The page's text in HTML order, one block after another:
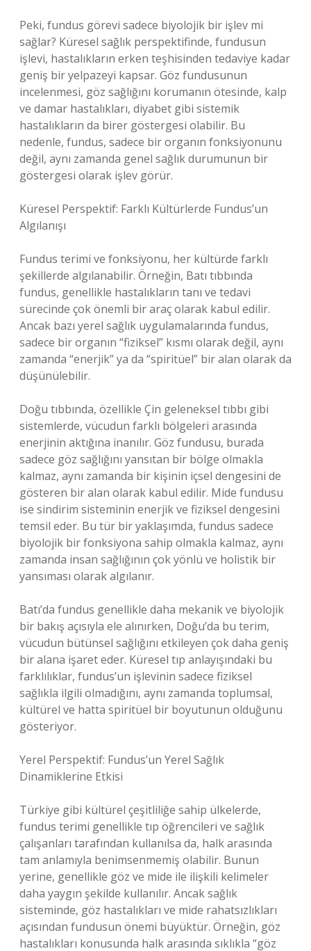
Peki, fundus görevi sadece biyolojik bir işlev mi
sağlar? Küresel sağlık perspektifinde, fundusun
işlevi, hastalıkların erken teşhisinden tedaviye kadar
geniş bir yelpazeyi kapsar. Göz fundusunun
incelenmesi, göz sağlığını korumanın ötesinde, kalp
ve damar hastalıkları, diyabet gibi sistemik
hastalıkların da birer göstergesi olabilir. Bu
nedenle, fundus, sadece bir organın fonksiyonunu
değil, aynı zamanda genel sağlık durumunun bir
göstergesi olarak işlev görür.
Küresel Perspektif: Farklı Kültürlerde Fundus’un
Algılanışı
Fundus terimi ve fonksiyonu, her kültürde farklı
şekillerde algılanabilir. Örneğin, Batı tıbbında
fundus, genellikle hastalıkların tanı ve tedavi
sürecinde çok önemli bir araç olarak kabul edilir.
Ancak bazı yerel sağlık uygulamalarında fundus,
sadece bir organın “fiziksel” kısmı olarak değil, aynı
zamanda “enerjik” ya da “spiritüel” bir alan olarak da
düşünülebilir.
Doğu tıbbında, özellikle Çin geleneksel tıbbı gibi
sistemlerde, vücudun farklı bölgeleri arasında
enerjinin aktığına inanılır. Göz fundusu, burada
sadece göz sağlığını yansıtan bir bölge olmakla
kalmaz, aynı zamanda bir kişinin içsel dengesini de
gösteren bir alan olarak kabul edilir. Mide fundusu
ise sindirim sisteminin enerjik ve fiziksel dengesini
temsil eder. Bu tür bir yaklaşımda, fundus sadece
biyolojik bir fonksiyona sahip olmakla kalmaz, aynı
zamanda insan sağlığının çok yönlü ve holistik bir
yansıması olarak algılanır.
Batı’da fundus genellikle daha mekanik ve biyolojik
bir bakış açısıyla ele alınırken, Doğu’da bu terim,
vücudun bütünsel sağlığını etkileyen çok daha geniş
bir alana işaret eder. Küresel tıp anlayışındaki bu
farklılıklar, fundus’un işlevinin sadece fiziksel
sağlıkla ilgili olmadığını, aynı zamanda toplumsal,
kültürel ve hatta spiritüel bir boyutunun olduğunu
gösteriyor.
Yerel Perspektif: Fundus’un Yerel Sağlık
Dinamiklerine Etkisi
Türkiye gibi kültürel çeşitliliğe sahip ülkelerde,
fundus terimi genellikle tıp öğrencileri ve sağlık
çalışanları tarafından kullanılsa da, halk arasında
tam anlamıyla benimsenmemiş olabilir. Bunun
yerine, genellikle göz ve mide ile ilişkili kelimeler
daha yaygın şekilde kullanılır. Ancak sağlık
sisteminde, göz hastalıkları ve mide rahatsızlıkları
açısından fundusun önemi büyüktür. Örneğin, göz
hastalıkları konusunda halk arasında sıklıkla “göz